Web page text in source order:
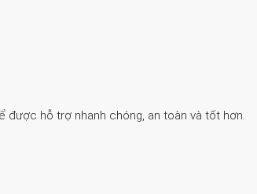
được hỗ trợ nhanh chóng, an toàn và tốt hơn.